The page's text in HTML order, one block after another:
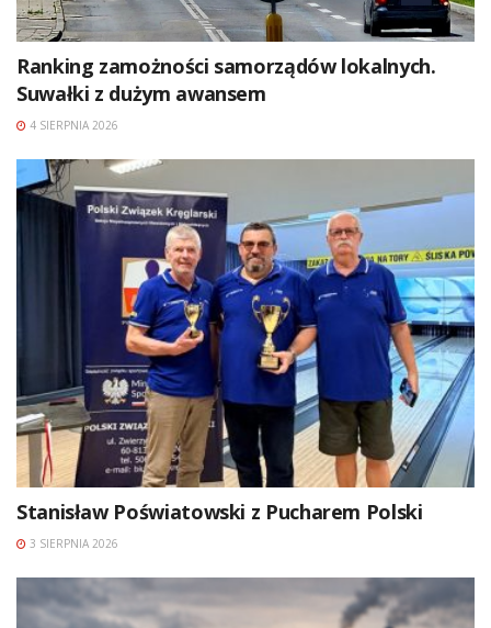
Ranking zamożności samorządów lokalnych.
Suwałki z dużym awansem
4 SIERPNIA 2026
Stanisław Poświatowski z Pucharem Polski
3 SIERPNIA 2026